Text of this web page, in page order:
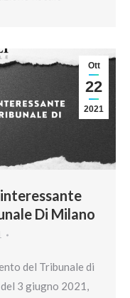
Di Milano
Ott
22
2021
del Tribunale di
3 giugno 2021,